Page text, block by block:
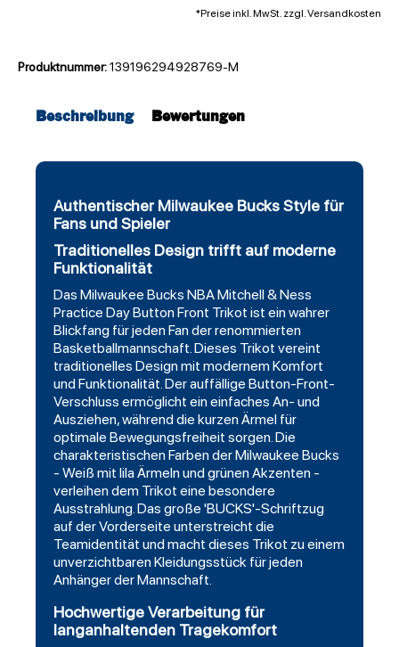
*Preise inkl. MwSt. zzgl. Versandkosten
Produktnummer:139196294928769-M
Beschreibung Bewertungen
Authentischer Milwaukee Bucks Style für
Fans und Spieler
Traditionelles Design trifft auf moderne
Funktionalität
Das Milwaukee Bucks NBA Mitchell & Ness
Practice Day Button Front Trikot ist ein wahrer
Blickfang für jeden Fan der renommierten
Basketballmannschaft. Dieses Trikot vereint
traditionelles Design mit modernem Komfort
und Funktionalität. Der auffällige Button-Front-
Verschluss ermöglicht ein einfaches An- und
Ausziehen, während die kurzen Ärmel für
optimale Bewegungsfreiheit sorgen. Die
charakteristischen Farben der Milwaukee Bucks
- Weiß mit lila Ärmeln und grünen Akzenten -
verleihen dem Trikot eine besondere
Ausstrahlung. Das große 'BUCKS'-Schriftzug
auf der Vorderseite unterstreicht die
Teamidentität und macht dieses Trikot zu einem
unverzichtbaren Kleidungsstück für jeden
Anhänger der Mannschaft.
Hochwertige Verarbeitung für
langanhaltenden Tragekomfort